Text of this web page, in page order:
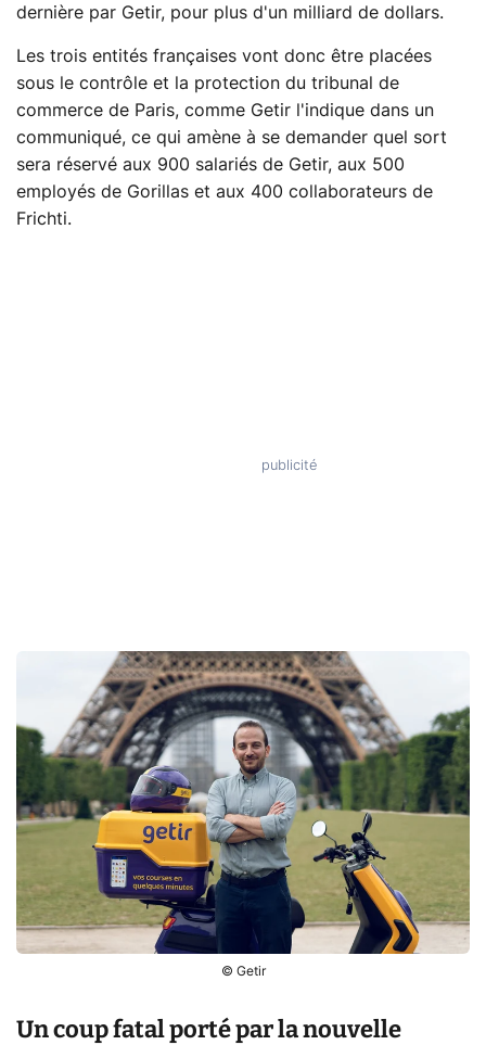
dernière par Getir, pour plus d'un milliard de dollars.
Les trois entités françaises vont donc être placées
sous le contrôle et la protection du tribunal de
commerce de Paris, comme Getir l'indique dans un
communiqué, ce qui amène à se demander quel sort
sera réservé aux 900 salariés de Getir, aux 500
employés de Gorillas et aux 400 collaborateurs de
Frichti.
© Getir
Un coup fatal porté par la nouvelle